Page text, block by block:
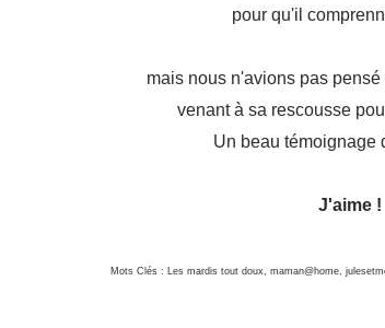
pour qu'il
mais nous n'avions pas
venant à sa rescousse
Un beau témoignage
J'aime !
Mots Clés : Les mardis tout doux, maman@home,